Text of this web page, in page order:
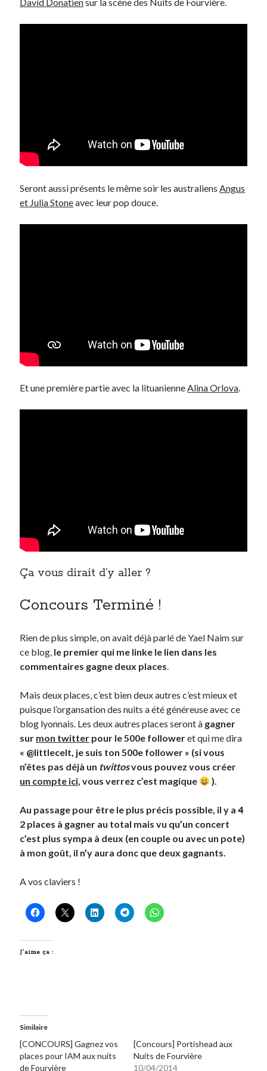
Humeur
Lectures
Lyon à Livre Ouvert
Mini-monsieur
Non classé
Vidéos
David Donatiensur la scène des Nuits de Fourvière.
Seront aussi présents le même soir les australiens Angus
et Julia Stoneavec leur pop douce.
Et une première partie avec la lituanienneAlina Orlova.
Ça vous dirait d’y aller ?
Concours Terminé !
Rien de plus simple, on avait déjà parlé de Yael Naim sur
ce blog, le premier qui me linke le lien dans les
commentaires gagne deux places.
Mais deux places, c’est bien deux autres c’est mieux et
puisque l’organsation des nuits a été généreuse avec ce
blog lyonnais. Les deux autres places seront à gagner
sur mon twitter pour le 500e followeret qui me dira
« @littlecelt, je suis ton 500e follower » (si vous
n’êtes pas déjà un twittosvous pouvez vous créer
un compte ici, vous verrez c’est magique ).
Au passage pour être le plus précis possible, il y a4
2 places à gagner au total mais vu qu’un concert
c’est plus sympa à deux (en couple ou avec un pote)
à mon goût, il n’y aura donc que deux gagnants.
A vos claviers !
J’aime ça :
Similaire
[CONCOURS] Gagnez vos
places pour IAM aux nuits
de Fourvière
[Concours] Portishead aux
Nuits de Fourvière
10/04/2014